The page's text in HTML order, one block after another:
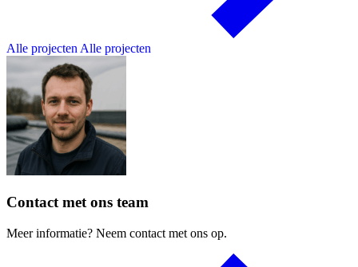
Alle projecten Alle projecten
Contact met ons team
Meer informatie? Neem contact met ons op.